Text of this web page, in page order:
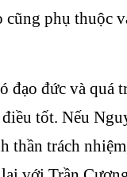
cũng phụ thuộc
đạo đức và quá
tốt. Nếu
thần trách